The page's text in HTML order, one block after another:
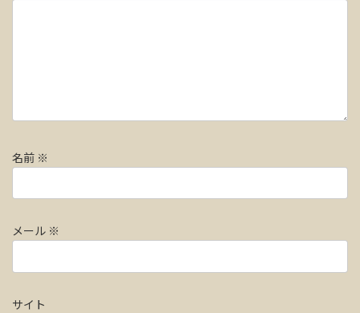
名前 ※
メール ※
サイト